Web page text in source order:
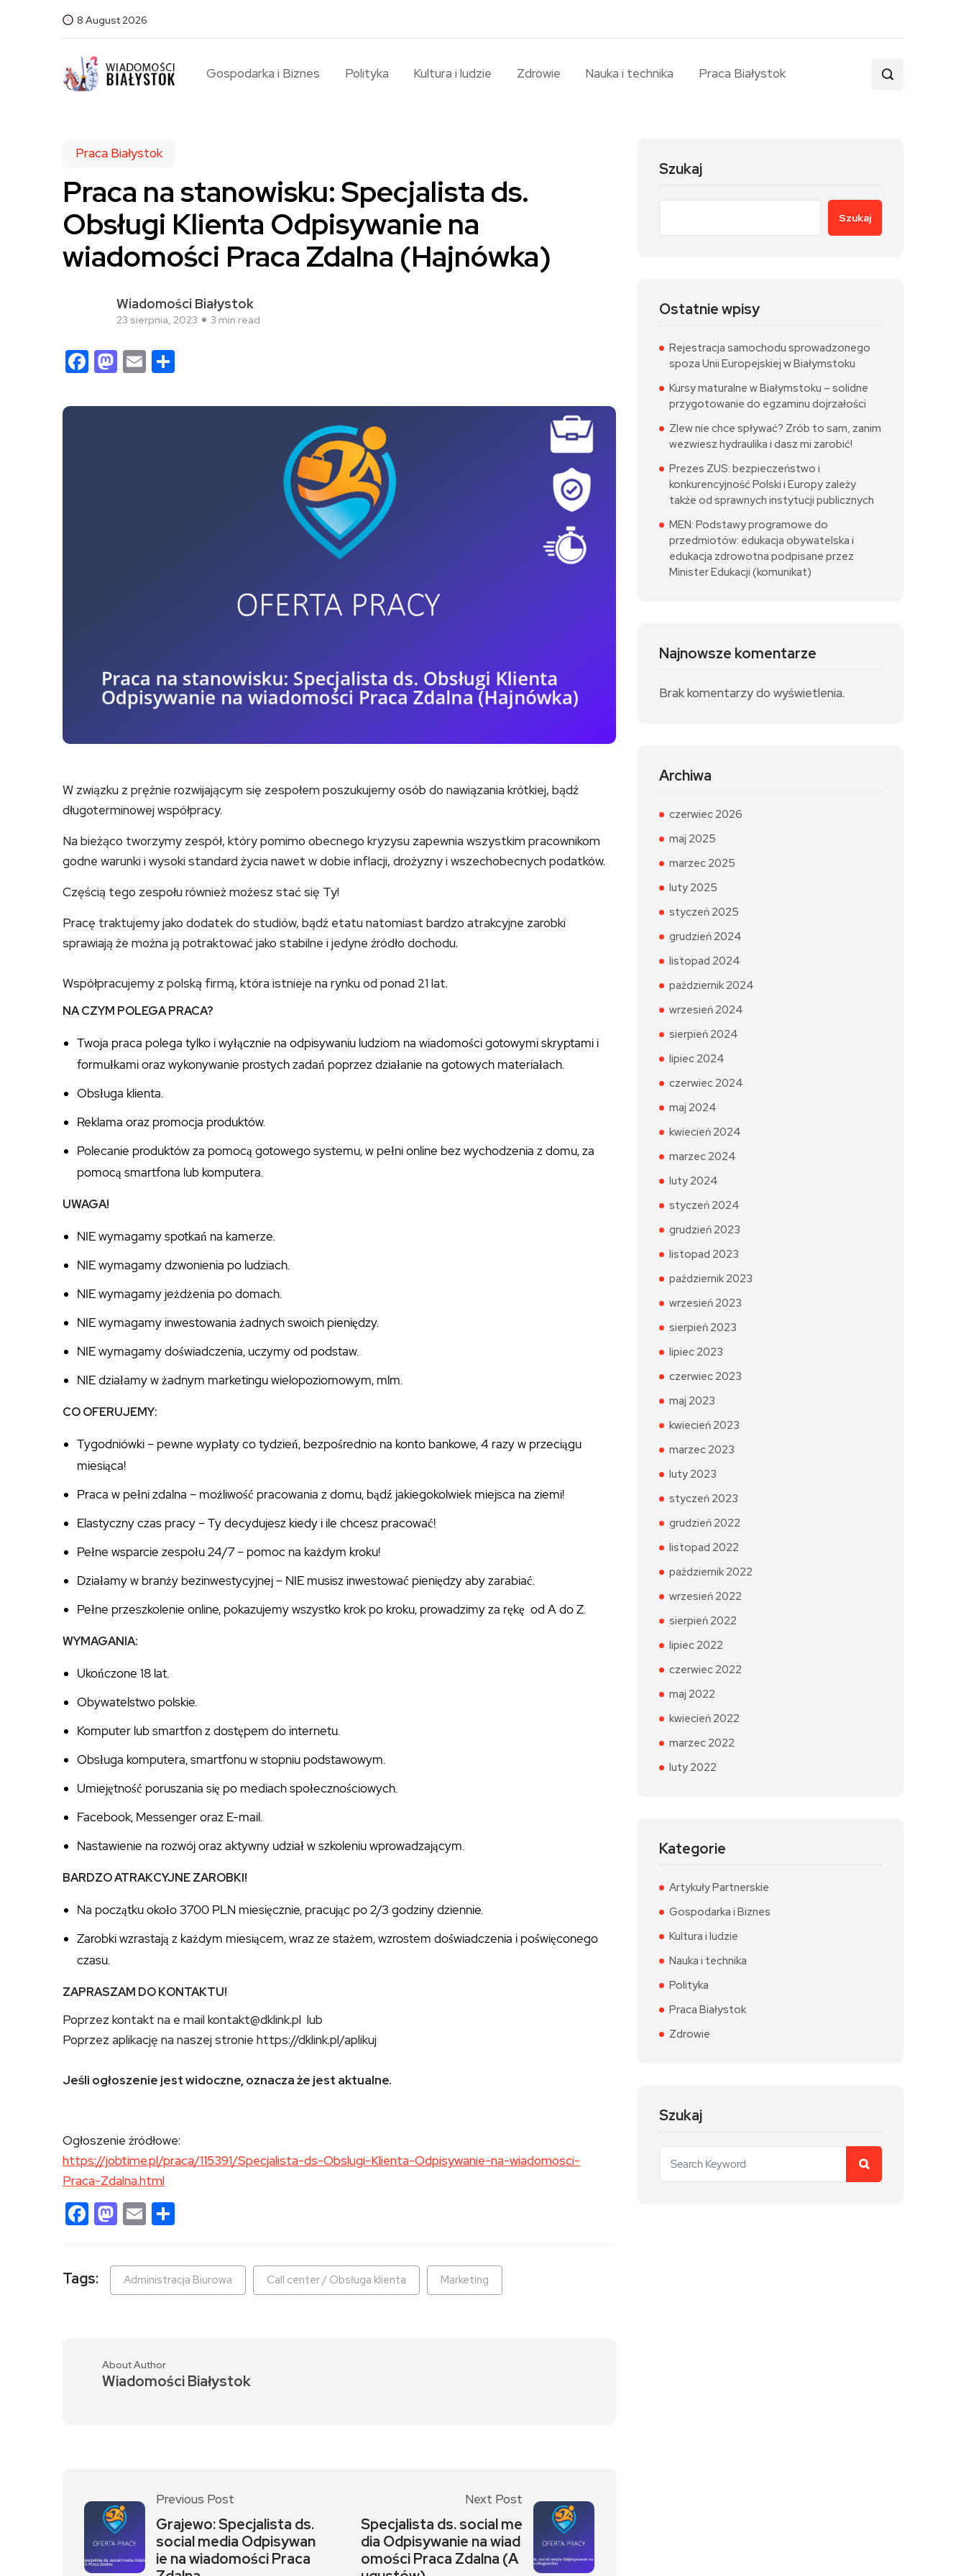
8 August 2026
Gospodarka i Biznes Polityka Kultura i ludzie Zdrowie Nauka i technika Praca Białystok
Praca Białystok
Praca na stanowisku: Specjalista ds.
Obsługi Klienta Odpisywanie na
wiadomości Praca Zdalna (Hajnówka)
Wiadomości Białystok
23 sierpnia, 2023 3 min read
Facebook
Mastodon
Email
W związku z prężnie rozwijającym się zespołem poszukujemy osób do nawiązania krótkiej, bądź
długoterminowej współpracy.
Na bieżąco tworzymy zespół, który pomimo obecnego kryzysu zapewnia wszystkim pracownikom
godne warunki i wysoki standard życia nawet w dobie inflacji, drożyzny i wszechobecnych podatków.
Częścią tego zespołu również możesz stać się Ty!
Pracę traktujemy jako dodatek do studiów, bądź etatu natomiast bardzo atrakcyjne zarobki
sprawiają że można ją potraktować jako stabilne i jedyne źródło dochodu.
Współpracujemy z polską firmą, która istnieje na rynku od ponad 21 lat.
NA CZYM POLEGA PRACA?
Twoja praca polega tylko i wyłącznie na odpisywaniu ludziom na wiadomości gotowymi skryptami i
formułkami oraz wykonywanie prostych zadań poprzez działanie na gotowych materiałach.
Obsługa klienta.
Reklama oraz promocja produktów.
Polecanie produktów za pomocą gotowego systemu, w pełni online bez wychodzenia z domu, za
pomocą smartfona lub komputera.
UWAGA!
NIE wymagamy spotkań na kamerze.
NIE wymagamy dzwonienia po ludziach.
NIE wymagamy jeżdżenia po domach.
NIE wymagamy inwestowania żadnych swoich pieniędzy.
NIE wymagamy doświadczenia, uczymy od podstaw.
NIE działamy w żadnym marketingu wielopoziomowym, mlm.
CO OFERUJEMY:
Tygodniówki – pewne wypłaty co tydzień, bezpośrednio na konto bankowe, 4 razy w przeciągu
miesiąca!
Praca w pełni zdalna – możliwość pracowania z domu, bądź jakiegokolwiek miejsca na ziemi!
Elastyczny czas pracy – Ty decydujesz kiedy i ile chcesz pracować!
Pełne wsparcie zespołu 24/7 – pomoc na każdym kroku!
Działamy w branży bezinwestycyjnej – NIE musisz inwestować pieniędzy aby zarabiać.
Pełne przeszkolenie online, pokazujemy wszystko krok po kroku, prowadzimy za rękę od A do Z.
WYMAGANIA:
Ukończone 18 lat.
Obywatelstwo polskie.
Komputer lub smartfon z dostępem do internetu.
Obsługa komputera, smartfonu w stopniu podstawowym.
Umiejętność poruszania się po mediach społecznościowych.
Facebook, Messenger oraz E-mail.
Nastawienie na rozwój oraz aktywny udział w szkoleniu wprowadzającym.
BARDZO ATRAKCYJNE ZAROBKI!
Na początku około 3700 PLN miesięcznie, pracując po 2/3 godziny dziennie.
Zarobki wzrastają z każdym miesiącem, wraz ze stażem, wzrostem doświadczenia i poświęconego
czasu.
ZAPRASZAM DO KONTAKTU!
Poprzez kontakt na e mail kontakt@dklink.pl lub
Poprzez aplikację na naszej stronie https://dklink.pl/aplikuj
Jeśli ogłoszenie jest widoczne, oznacza że jest aktualne.
Ogłoszenie źródłowe:
https://jobtime.pl/praca/115391/Specjalista-ds-Obslugi-Klienta-Odpisywanie-na-wiadomosci-
Praca-Zdalna.html
Facebook
Mastodon
Email
Tags: Administracja Biurowa Call center / Obsługa klienta Marketing
About Author
Wiadomości Białystok
Previous Post
Grajewo: Specjalista ds.
social media Odpisywan
ie na wiadomości Praca
Next Post
Specjalista ds. social me
dia Odpisywanie na wiad
omości Praca Zdalna (A
Szukaj
Szukaj
Ostatnie wpisy
Rejestracja samochodu sprowadzonego
spoza Unii Europejskiej w Białymstoku
Kursy maturalne w Białymstoku – solidne
przygotowanie do egzaminu dojrzałości
Zlew nie chce spływać? Zrób to sam, zanim
wezwiesz hydraulika i dasz mi zarobić!
Prezes ZUS: bezpieczeństwo i
konkurencyjność Polski i Europy zależy
także od sprawnych instytucji publicznych
MEN: Podstawy programowe do
przedmiotów: edukacja obywatelska i
edukacja zdrowotna podpisane przez
Minister Edukacji (komunikat)
Najnowsze komentarze
Brak komentarzy do wyświetlenia.
Archiwa
czerwiec 2026
maj 2025
marzec 2025
luty 2025
styczeń 2025
grudzień 2024
listopad 2024
październik 2024
wrzesień 2024
sierpień 2024
lipiec 2024
czerwiec 2024
maj 2024
kwiecień 2024
marzec 2024
luty 2024
styczeń 2024
grudzień 2023
listopad 2023
październik 2023
wrzesień 2023
sierpień 2023
lipiec 2023
czerwiec 2023
maj 2023
kwiecień 2023
marzec 2023
luty 2023
styczeń 2023
grudzień 2022
listopad 2022
październik 2022
wrzesień 2022
sierpień 2022
lipiec 2022
czerwiec 2022
maj 2022
kwiecień 2022
marzec 2022
luty 2022
Kategorie
Artykuły Partnerskie
Gospodarka i Biznes
Kultura i ludzie
Nauka i technika
Polityka
Praca Białystok
Zdrowie
Szukaj